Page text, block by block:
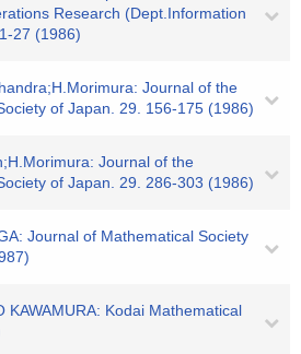
Research (Dept.Information
27 (1986)
Journal of the
of Japan. 29. 156-175 (1986)
Journal of the
of Japan. 29. 286-303 (1986)
Journal of Mathematical Society
KAWAMURA: Kodai Mathematical